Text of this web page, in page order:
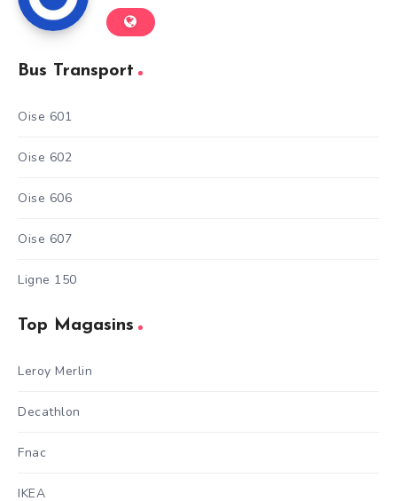
Bus Transport
Oise 601
Oise 602
Oise 606
Oise 607
Ligne 150
Top Magasins
Leroy Merlin
Decathlon
Fnac
IKEA